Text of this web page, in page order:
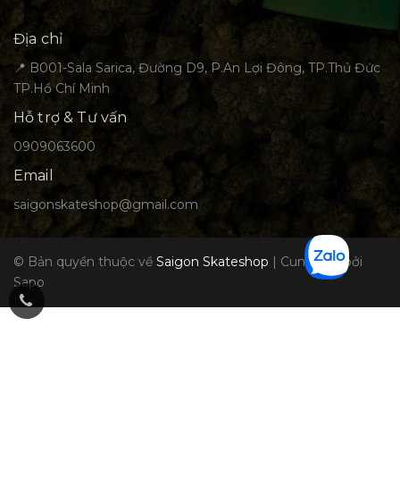
Địa chỉ
📍 B001-Sala Sarica, Đường D9, P.An Lợi Đông, TP.Thủ Đức
TP.Hồ Chí Minh
Hỗ trợ & Tư vấn
0909063600
Email
saigonskateshop@gmail.com
© Bản quyền thuộc về Saigon Skateshop | Cung cấp bởi
Sapo